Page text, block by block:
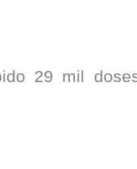
29 mil